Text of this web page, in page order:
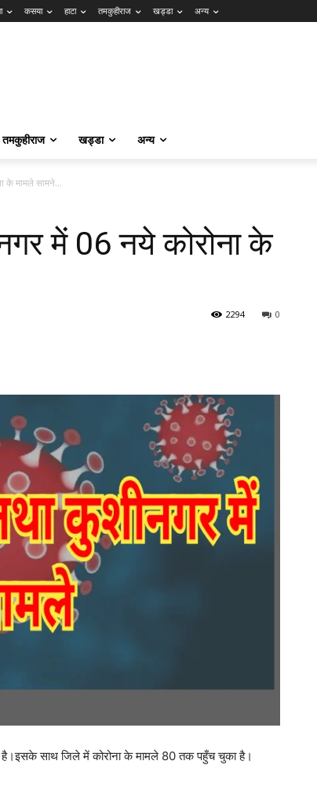
कसया हाटा तमकुहीराज खड्डा अन्य
तमकुहीराज खड्डा अन्य
के मामले सामने...
में 06 नये कोरोना के
0
2294
है।इसके साथ जिले में कोरोना के मामले 80 तक पहुँच चुका है।